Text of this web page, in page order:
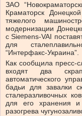
ЗАО
Краматорск
тяжелого
модернизации
с Siemens-VAI
для
“Интерфакс-Украина”.
Как сообщила пресс-
входят два
автоматического
бадьи для завалки
сталеразливочных
для его хранения
разогрева